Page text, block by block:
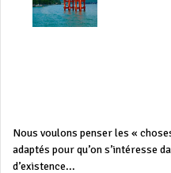
Nous voulons penser les «
adaptés pour qu’on s’intéresse
d’existence...